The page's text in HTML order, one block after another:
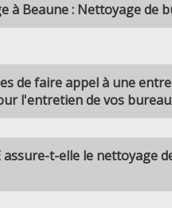
à Beaune : Nettoyage de
de faire appel à une
l'entretien de vos
assure-t-elle le nettoyage